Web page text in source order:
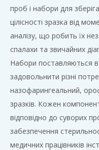
проб і набори для
цілісності зразка від
аналізу, що робить їх
спалахи та звичайних
Набори поставляються в
задовольнити різні
назофарингеальний,
зразків. Кожен
відповідно до суворих
забезпечення
медичних працівників